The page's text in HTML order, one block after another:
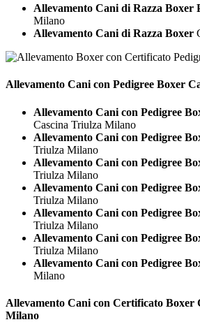
Allevamento Cani di Razza Boxer
Milano
Allevamento Cani di Razza Boxer
Allevamento Cani con Pedigree Boxer
Allevamento Cani con Pedigree
Cascina Triulza Milano
Allevamento Cani con Pedigree
Triulza Milano
Allevamento Cani con Pedigree
Triulza Milano
Allevamento Cani con Pedigree
Triulza Milano
Allevamento Cani con Pedigree
Triulza Milano
Allevamento Cani con Pedigree
Triulza Milano
Allevamento Cani con Pedigree
Milano
Allevamento Cani con Certificato Boxer
Milano